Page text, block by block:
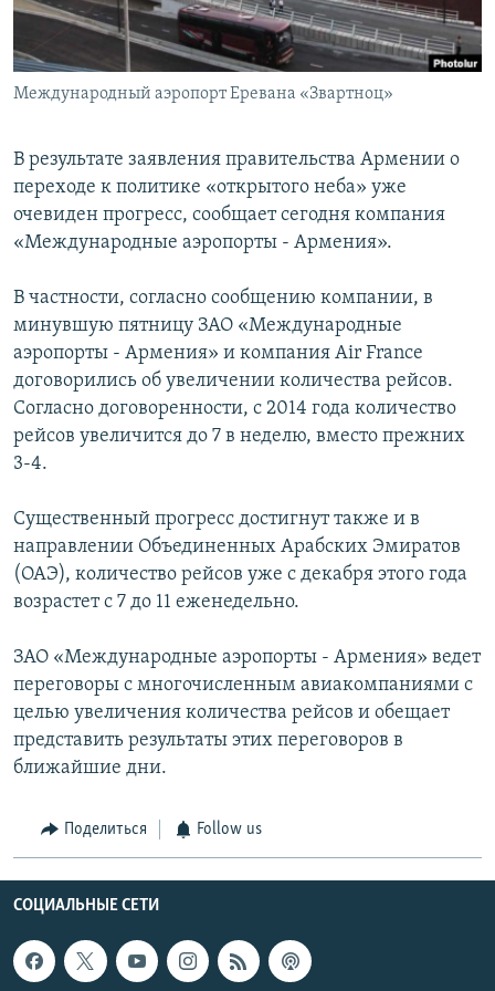
Հայերեն
English
Все сайты Радио Азатутюн
Международный аэропорт Еревана «Звартноц»
В результате заявления правительства Армении о
переходе к политике «открытого неба» уже
очевиден прогресс, сообщает сегодня компания
«Международные аэропорты - Армения».
В частности, согласно сообщению компании, в
минувшую пятницу ЗАО «Международные
аэропорты - Армения» и компания Air France
договорились об увеличении количества рейсов.
Согласно договоренности, с 2014 года количество
рейсов увеличится до 7 в неделю, вместо прежних
3-4.
Существенный прогресс достигнут также и в
направлении Объединенных Арабских Эмиратов
(ОАЭ), количество рейсов уже с декабря этого года
возрастет с 7 до 11 еженедельно.
ЗАО «Международные аэропорты - Армения» ведет
переговоры с многочисленным авиакомпаниями с
целью увеличения количества рейсов и обещает
представить результаты этих переговоров в
ближайшие дни.
Поделиться Follow us
СОЦИАЛЬНЫЕ СЕТИ